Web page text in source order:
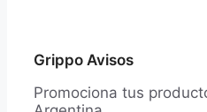
Grippo Avisos
Promociona tus